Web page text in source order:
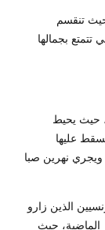
تنقسم
تتمتع بجمالها
حيث يحيط
عليها
ويجري نهرين صبا
الذين زارو
الماضية، حيث